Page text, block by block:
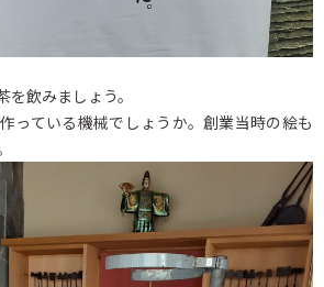
飲みましょう。
っている機械でしょうか。創業当時の絵も